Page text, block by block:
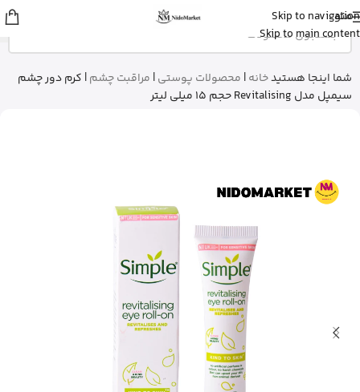
Skip to navigation
Skip to main content
منو
شما اینجا هستیدخانه| محصولات پوستی| مراقبت چشم| کرم دور چشم
سیمپل مدل Revitalising حجم 15 میلی لیتر
Fatemeh از تهران
ادو پرفیوم زنانه بورلی هیلز پولو کلاب رو
9 دقیقه پیش